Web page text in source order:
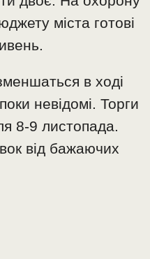
міста готові
в ході
невідомі. Торги
8-9 листопада.
від бажаючих